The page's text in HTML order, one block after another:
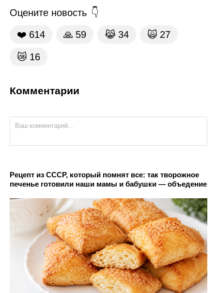
Оцените новость
❤️ 614 🙏 59 😹 34 🙀 27
😿 16
Комментарии
Рецепт из СССР, который помнят все: так творожное
печенье готовили наши мамы и бабушки — объедение